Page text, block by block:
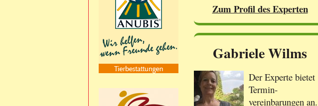
Zum Profil des Experten
Gabriele Wilms
Der Experte bietet
Termin-
vereinbarungen an.